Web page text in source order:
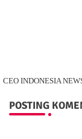
CEO INDONESIA
POSTING